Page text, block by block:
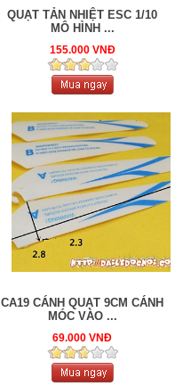
QUẠT TẢN NHIỆT ESC 1/10
MÔ HÌNH ...
155.000 VNĐ
CA19 CÁNH QUẠT 9CM CÁNH
MÓC VÀO ...
69.000 VNĐ